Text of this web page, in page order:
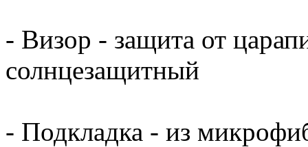
- Визор - защита от
солнцезащитный
- Подкладка - из